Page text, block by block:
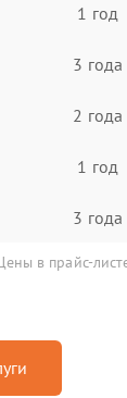
1 год
3 года
2 года
1 год
3 года
в прайс-